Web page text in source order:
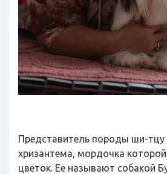
Представитель породы ши-тцу
хризантема, мордочка
цветок. Ее называют собакой